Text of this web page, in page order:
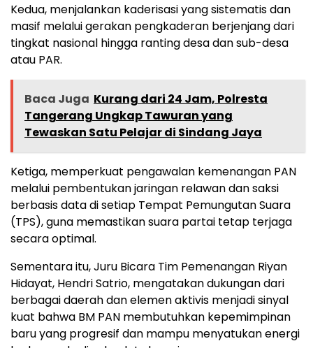
Kedua, menjalankan kaderisasi yang sistematis dan
masif melalui gerakan pengkaderan berjenjang dari
tingkat nasional hingga ranting desa dan sub-desa
atau PAR.
Baca Juga Kurang dari 24 Jam, Polresta
Tangerang Ungkap Tawuran yang
Tewaskan Satu Pelajar di Sindang Jaya
Ketiga, memperkuat pengawalan kemenangan PAN
melalui pembentukan jaringan relawan dan saksi
berbasis data di setiap Tempat Pemungutan Suara
(TPS), guna memastikan suara partai tetap terjaga
secara optimal.
Sementara itu, Juru Bicara Tim Pemenangan Riyan
Hidayat, Hendri Satrio, mengatakan dukungan dari
berbagai daerah dan elemen aktivis menjadi sinyal
kuat bahwa BM PAN membutuhkan kepemimpinan
baru yang progresif dan mampu menyatukan energi